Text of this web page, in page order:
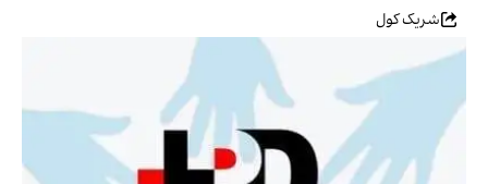
شریک کول